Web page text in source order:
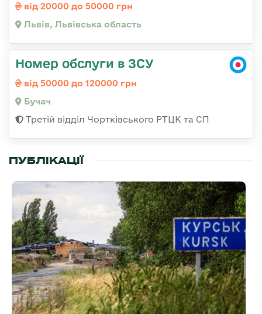
від 20000 до 50000 грн
Львів, Львівська область
Номер обслуги в ЗСУ
від 50000 до 120000 грн
Бучач
Третій відділ Чортківського РТЦК та СП
ПУБЛІКАЦІЇ